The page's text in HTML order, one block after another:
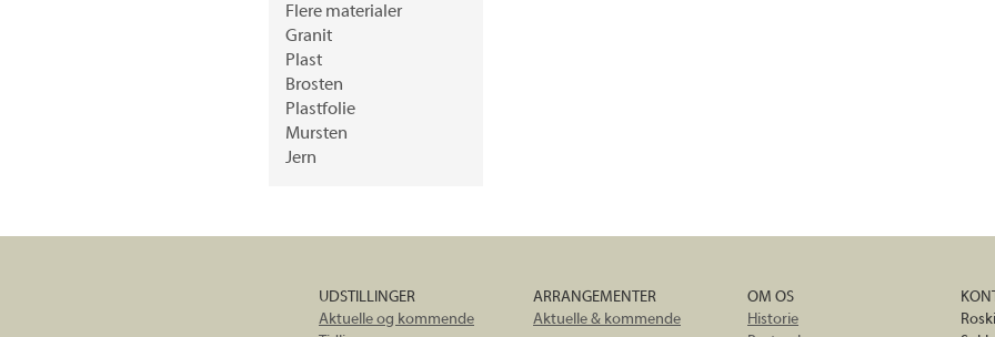
Flere materialer
Granit
Plast
Brosten
Plastfolie
Mursten
Jern
UDSTILLINGER
Aktuelle og kommende
ARRANGEMENTER
Aktuelle & kommende
OM OS
Historie